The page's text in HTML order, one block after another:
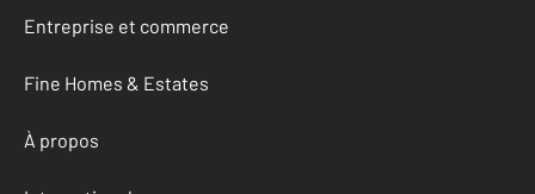
Entreprise et commerce
Fine Homes & Estates
À propos